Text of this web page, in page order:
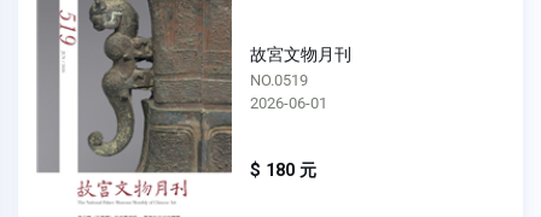
故宮文物月刊
NO.0518
2026-05-01
$ 180 元